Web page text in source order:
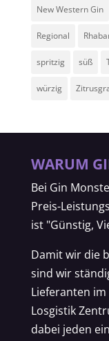
New Western Gin
Regional
spritzig süß
würzig
WARUM
Bei Gin
Preis-
ist "Günstig,
Damit wir die
sind wir
Lieferanten
Losgistik
dabei jeden